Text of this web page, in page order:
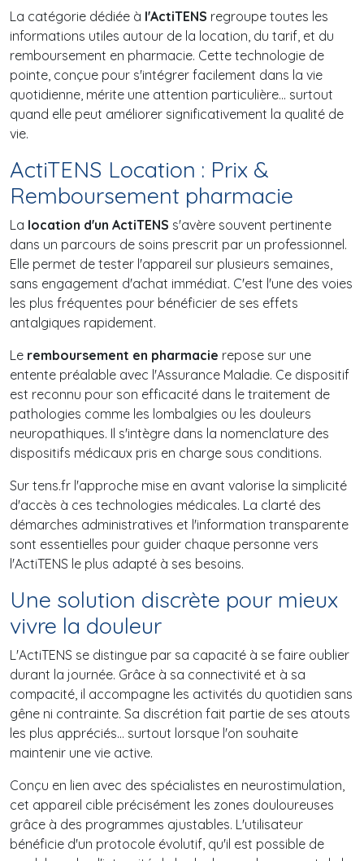
La catégorie dédiée à l'ActiTENS regroupe toutes les
informations utiles autour de la location, du tarif, et du
remboursement en pharmacie. Cette technologie de
pointe, conçue pour s'intégrer facilement dans la vie
quotidienne, mérite une attention particulière... surtout
quand elle peut améliorer significativement la qualité de
vie.
ActiTENS Location : Prix &
Remboursement pharmacie
La location d'un ActiTENS s'avère souvent pertinente
dans un parcours de soins prescrit par un professionnel.
Elle permet de tester l'appareil sur plusieurs semaines,
sans engagement d'achat immédiat. C'est l'une des voies
les plus fréquentes pour bénéficier de ses effets
antalgiques rapidement.
Le remboursement en pharmacie repose sur une
entente préalable avec l'Assurance Maladie. Ce dispositif
est reconnu pour son efficacité dans le traitement de
pathologies comme les lombalgies ou les douleurs
neuropathiques. Il s'intègre dans la nomenclature des
dispositifs médicaux pris en charge sous conditions.
Sur tens.fr l'approche mise en avant valorise la simplicité
d'accès à ces technologies médicales. La clarté des
démarches administratives et l'information transparente
sont essentielles pour guider chaque personne vers
l'ActiTENS le plus adapté à ses besoins.
Une solution discrète pour mieux
vivre la douleur
L'ActiTENS se distingue par sa capacité à se faire oublier
durant la journée. Grâce à sa connectivité et à sa
compacité, il accompagne les activités du quotidien sans
gêne ni contrainte. Sa discrétion fait partie de ses atouts
les plus appréciés... surtout lorsque l'on souhaite
maintenir une vie active.
Conçu en lien avec des spécialistes en neurostimulation,
cet appareil cible précisément les zones douloureuses
grâce à des programmes ajustables. L'utilisateur
bénéficie d'un protocole évolutif, qu'il est possible de